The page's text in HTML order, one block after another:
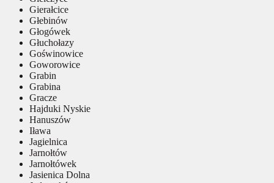
Gierałcice
Głebinów
Głogówek
Głuchołazy
Goświnowice
Goworowice
Grabin
Grabina
Gracze
Hajduki Nyskie
Hanuszów
Iława
Jagielnica
Jarnołtów
Jarnołtówek
Jasienica Dolna